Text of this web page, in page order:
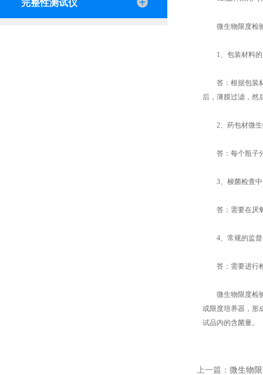
完整性测试仪
微生物限度检验
1、包装材料的
答：根据包装材
后，薄膜过滤，然
2、药包材微生
答：每个瓶子
3、梭菌检查中
答：需要在厌氧
4、常规的监督
答：需要进行检
微生物限度检验
或限度培养器，形
试品内的含菌量。
上一篇： 微生物